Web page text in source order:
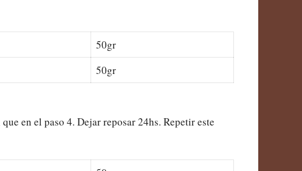
50gr
50gr
en el paso 4. Dejar reposar 24hs. Repetir este